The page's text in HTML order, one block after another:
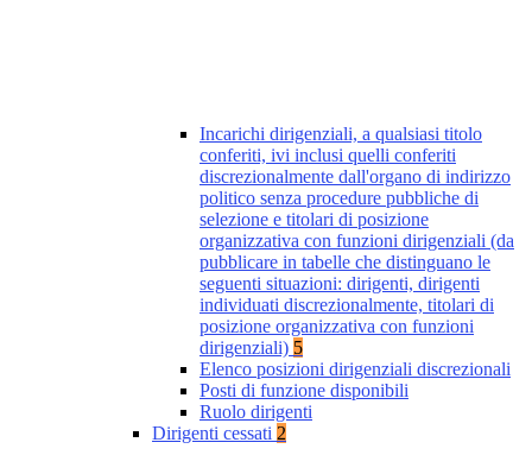
Incarichi dirigenziali, a qualsiasi titolo
conferiti, ivi inclusi quelli conferiti
discrezionalmente dall'organo di indirizzo
politico senza procedure pubbliche di
selezione e titolari di posizione
organizzativa con funzioni dirigenziali (da
pubblicare in tabelle che distinguano le
seguenti situazioni: dirigenti, dirigenti
individuati discrezionalmente, titolari di
posizione organizzativa con funzioni
dirigenziali) 5
Elenco posizioni dirigenziali discrezionali
Posti di funzione disponibili
Ruolo dirigenti
Dirigenti cessati 2